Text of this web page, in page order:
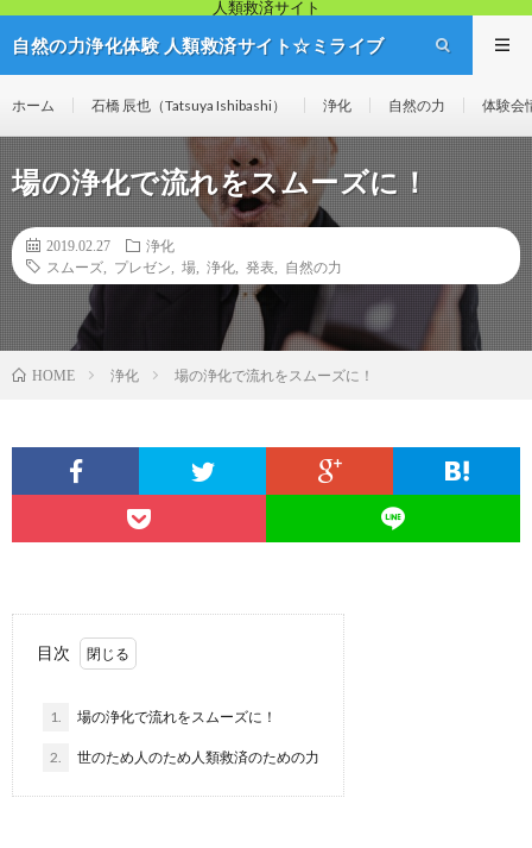
人類救済サイト
自然の力浄化体験 人類救済サイト☆ミライブ
ホーム 石橋 辰也（Tatsuya Ishibashi） 浄化 自然の力 体験会
場の浄化で流れをスムーズに！
2019.02.27
浄化
スムーズ
プレゼン 場 浄化 発表 自然の力
HOME 浄化 場の浄化で流れをスムーズに！
目次
1. 場の浄化で流れをスムーズに！
2. 世のため人のため人類救済のための力